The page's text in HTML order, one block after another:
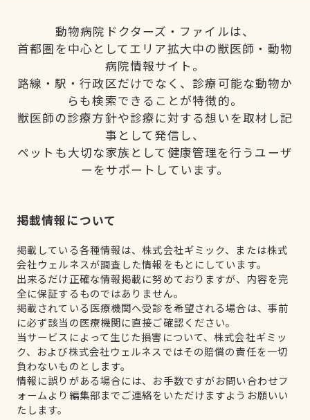
動物病院ドクターズ・ファイルは、
首都圏を中心としてエリア拡大中の獣医師・動物
病院情報サイト。
路線・駅・行政区だけでなく、診療可能な動物か
らも検索できることが特徴的。
獣医師の診療方針や診療に対する想いを取材し記
事として発信し、
ペットも大切な家族として健康管理を行うユーザ
ーをサポートしています。
掲載情報について
掲載している各種情報は、株式会社ギミック、または株式
会社ウェルネスが調査した情報をもとにしています。
出来るだけ正確な情報掲載に努めておりますが、内容を完
全に保証するものではありません。
掲載されている医療機関へ受診を希望される場合は、事前
に必ず該当の医療機関に直接ご確認ください。
当サービスによって生じた損害について、株式会社ギミッ
ク、および株式会社ウェルネスではその賠償の責任を一切
負わないものとします。
情報に誤りがある場合には、お手数ですがお問い合わせフ
ォームより編集部までご連絡をいただけますようお願いい
たします。